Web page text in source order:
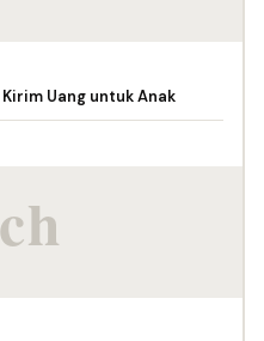
Uang untuk Anak